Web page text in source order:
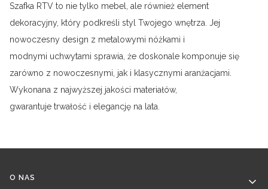
Szafka RTV to nie tylko mebel, ale również element
dekoracyjny, który podkreśli styl Twojego wnętrza. Jej
nowoczesny design z metalowymi nóżkami i
modnymi uchwytami sprawia, że doskonale komponuje się
zarówno z nowoczesnymi, jak i klasycznymi aranżacjami.
Wykonana z najwyższej jakości materiałów,
gwarantuje trwałość i elegancję na lata.
Linki w stopce
O NAS